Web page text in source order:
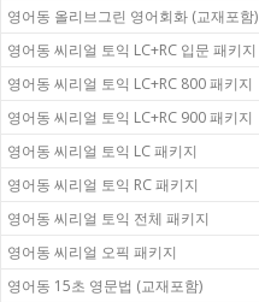
영어동 올리브그린 영어회화 (교재포함)
영어동 씨리얼 토익 LC+RC 입문 패키지
영어동 씨리얼 토익 LC+RC 800 패키지
영어동 씨리얼 토익 LC+RC 900 패키지
영어동 씨리얼 토익 LC 패키지
영어동 씨리얼 토익 RC 패키지
영어동 씨리얼 토익 전체 패키지
영어동 씨리얼 오픽 패키지
영어동 15초 영문법 (교재포함)